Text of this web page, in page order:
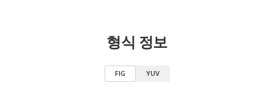
형식 정보
FIG YUV